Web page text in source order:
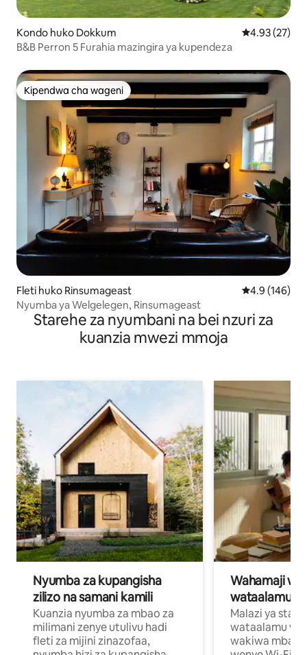
Kondo huko Dokkum Ukadiriaji wa
4.93 (27)
B&B Perron 5 Furahia mazingira ya kupendeza
Kipendwa cha wageni
Kipendwa cha wageni
Fleti huko Rinsumageast Ukadiriaji wa
4.9 (146)
Nyumba ya Welgelegen, Rinsumageast
Starehe za nyumbani na bei nzuri za
kuanzia mwezi mmoja
Nyumba za kupangisha
zilizo na samani kamili
Kuanzia nyumba za mbao za
milimani zenye utulivu hadi
fleti za mijini zinazofaa,
Wahamaji
wataalamu
Malazi ya
wataalamu
wakiwa mbali